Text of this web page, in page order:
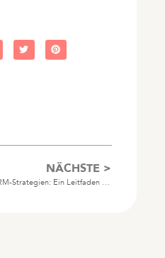
NÄCHSTE >
CRM-Strategien: Ein Leitfaden zur Steigerung von Umsatz und Beziehungen